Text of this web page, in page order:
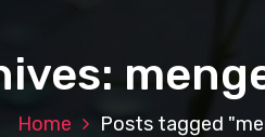
Home Posts tagged